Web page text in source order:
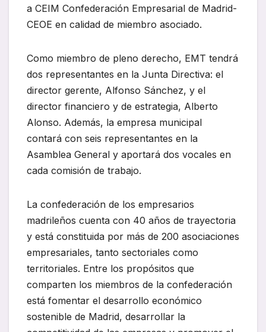
a CEIM Confederación Empresarial de Madrid-
CEOE en calidad de miembro asociado.
Como miembro de pleno derecho, EMT tendrá
dos representantes en la Junta Directiva: el
director gerente, Alfonso Sánchez, y el
director financiero y de estrategia, Alberto
Alonso. Además, la empresa municipal
contará con seis representantes en la
Asamblea General y aportará dos vocales en
cada comisión de trabajo.
La confederación de los empresarios
madrileños cuenta con 40 años de trayectoria
y está constituida por más de 200 asociaciones
empresariales, tanto sectoriales como
territoriales. Entre los propósitos que
comparten los miembros de la confederación
está fomentar el desarrollo económico
sostenible de Madrid, desarrollar la